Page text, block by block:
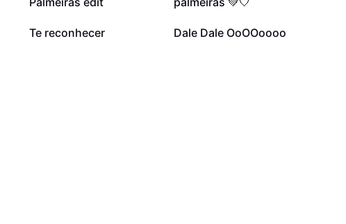
566
Te reconhecer 431
Dale Dale OoOOoooo